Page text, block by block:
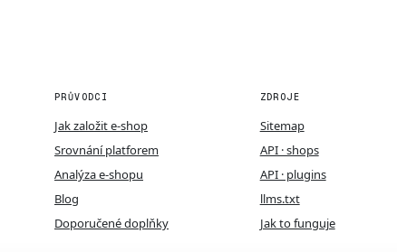
PRŮVODCI
Jak založit e-shop
Srovnání platforem
Analýza e-shopu
Blog
Doporučené doplňky
ZDROJE
Sitemap
API · shops
API · plugins
llms.txt
Jak to funguje